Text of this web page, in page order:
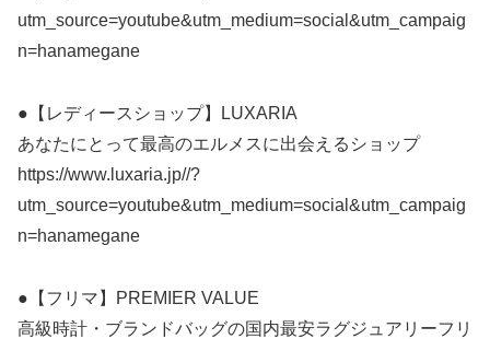
utm_source=youtube&utm_medium=social&utm_campaig
n=hanamegane
●【レディースショップ】LUXARIA
あなたにとって最高のエルメスに出会えるショップ
https://www.luxaria.jp//?
utm_source=youtube&utm_medium=social&utm_campaig
n=hanamegane
●【フリマ】PREMIER VALUE
高級時計・ブランドバッグの国内最安ラグジュアリーフリ